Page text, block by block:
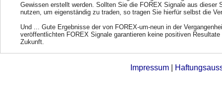
Gewissen erstellt werden. Sollten Sie die FOREX Signale aus dieser
nutzen, um eigenständig zu traden, so tragen Sie hierfür selbst die
Und ... Gute Ergebnisse der von FOREX-um-neun in der
veröffentlichten FOREX Signale garantieren keine positiven Resultate
Zukunft.
Impressum